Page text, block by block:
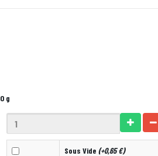
g
Sous Vide (+0,65 €)